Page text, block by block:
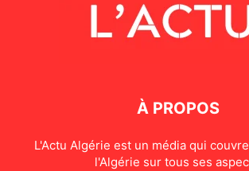
À PROPOS
L'Actu Algérie est un média qui
l'Algérie sur tous ses